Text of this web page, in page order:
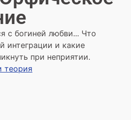
с богиней любви... Что
интеграции и какие
при неприятии.
теория